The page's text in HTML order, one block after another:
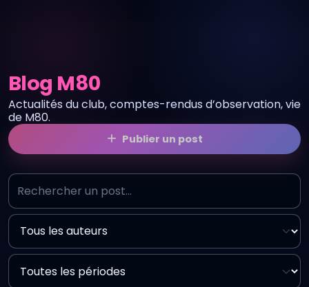
Blog M80
Actualités du club, comptes-rendus d’observation, vie
de M80.
Publier un post
Rechercher
Filtrer par auteur
Filtrer par date